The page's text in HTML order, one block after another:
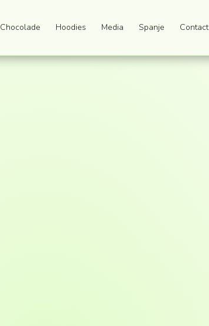
Chocolade Hoodies Media Spanje Contact